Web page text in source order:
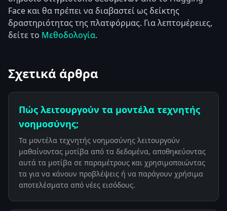
Face και θα πρέπει να διαβαστεί ως δείκτης
δραστηριότητας της πλατφόρμας. Για λεπτομέρειες,
δείτε το Μεθοδολογία.
Σχετικά άρθρα
Πώς λειτουργούν τα μοντέλα τεχνητής
νοημοσύνης;
Τα μοντέλα τεχνητής νοημοσύνης λειτουργούν
μαθαίνοντας μοτίβα από τα δεδομένα, αποθηκεύοντας
αυτά τα μοτίβα σε παραμέτρους και χρησιμοποιώντας
τα για να κάνουν προβλέψεις ή να παράγουν χρήσιμα
αποτελέσματα από νέες εισόδους.